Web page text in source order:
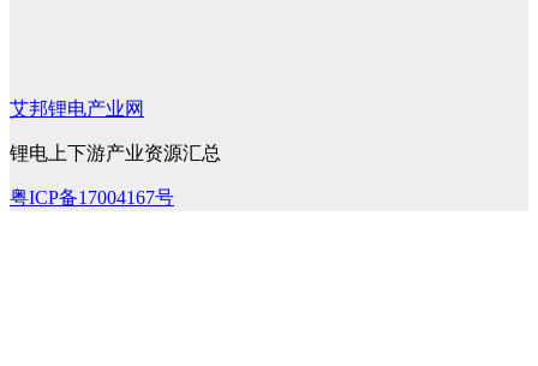
艾邦锂电产业网
锂电上下游产业资源汇总
粤ICP备17004167号